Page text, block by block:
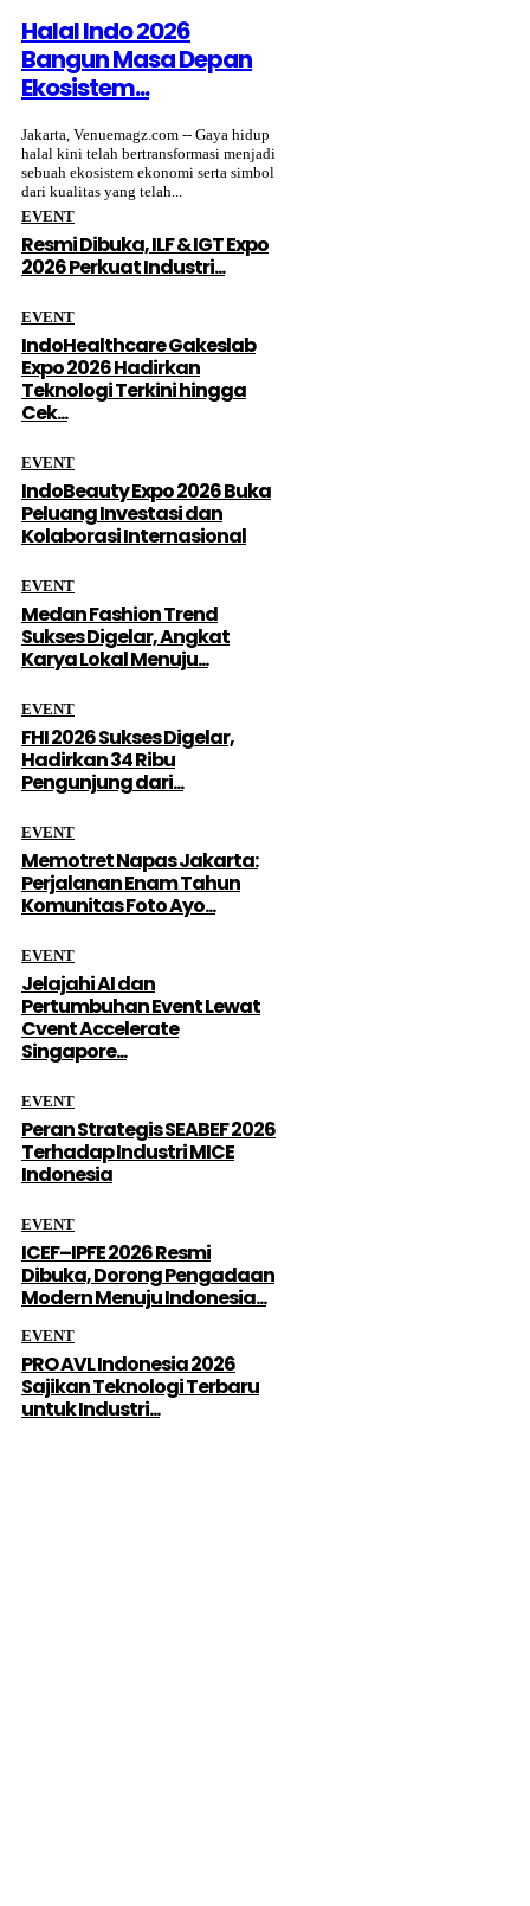
Halal Indo 2026
Bangun Masa Depan
Ekosistem...
Jakarta, Venuemagz.com -- Gaya hidup
halal kini telah bertransformasi menjadi
sebuah ekosistem ekonomi serta simbol
dari kualitas yang telah...
EVENT
Resmi Dibuka, ILF & IGT Expo
2026 Perkuat Industri...
EVENT
IndoHealthcare Gakeslab
Expo 2026 Hadirkan
Teknologi Terkini hingga
Cek...
EVENT
IndoBeauty Expo 2026 Buka
Peluang Investasi dan
Kolaborasi Internasional
EVENT
Medan Fashion Trend
Sukses Digelar, Angkat
Karya Lokal Menuju...
EVENT
FHI 2026 Sukses Digelar,
Hadirkan 34 Ribu
Pengunjung dari...
EVENT
Memotret Napas Jakarta:
Perjalanan Enam Tahun
Komunitas Foto Ayo...
EVENT
Jelajahi AI dan
Pertumbuhan Event Lewat
Cvent Accelerate
Singapore...
EVENT
Peran Strategis SEABEF 2026
Terhadap Industri MICE
Indonesia
EVENT
ICEF–IPFE 2026 Resmi
Dibuka, Dorong Pengadaan
Modern Menuju Indonesia...
EVENT
PRO AVL Indonesia 2026
Sajikan Teknologi Terbaru
untuk Industri...